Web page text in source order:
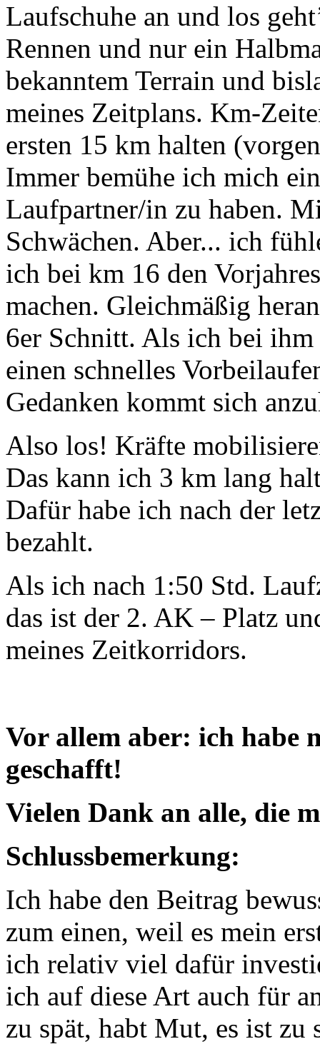
Laufschuhe an und los
Rennen und nur ein
bekanntem Terrain und
meines Zeitplans. Km-
ersten 15 km halten
Immer bemühe ich mich
Laufpartner/in zu haben.
Schwächen. Aber... ich
ich bei km 16 den
machen. Gleichmäßig
6er Schnitt. Als ich bei
einen schnelles
Gedanken kommt sich
Also los! Kräfte
Das kann ich 3 km lang
Dafür habe ich nach der
bezahlt.
Als ich nach 1:50 Std.
das ist der 2. AK – Platz
meines Zeitkorridors.
Vor allem aber: ich habe
geschafft!
Vielen Dank an alle, die
Schlussbemerkung:
Ich habe den Beitrag
zum einen, weil es mein
ich relativ viel dafür
ich auf diese Art auch für
zu spät, habt Mut, es ist zu